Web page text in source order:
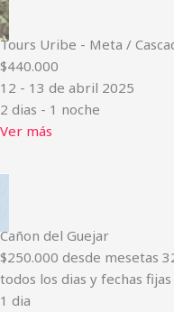
Tours Uribe - Meta /
$440.000
12 - 13 de abril 2025
2 dias - 1 noche
Ver más
Cañon del Guejar
$250.000 desde mesetas
todos los dias y fechas
1 dia